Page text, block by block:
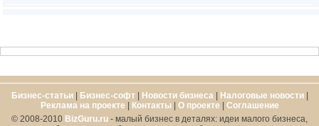
Бизнес-статьи| Бизнес-софт| Новости бизнеса | Налоговые новости|
Реклама на проекте | Контакты| О проекте | Cоглашение
© 2008-2010 BizGuru.ru - малый бизнес в деталях: идеи малого бизнеса,